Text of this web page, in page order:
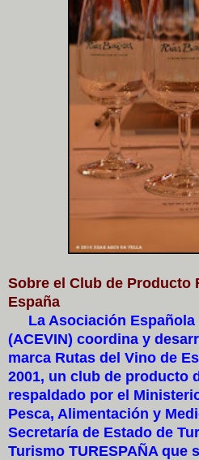
Sobre el Club de Producto
España
La Asociación Española
(ACEVIN) coordina y
marca Rutas del Vino de
2001, un club de producto
respaldado por el
Pesca, Alimentación y
Secretaría de Estado de
Turismo TURESPAÑA que